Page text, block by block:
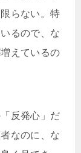
らない。特
るので、な
えているの
反発心」だ
なのに、な